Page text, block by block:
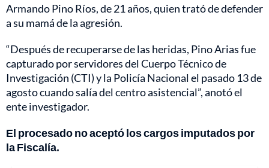
Armando Pino Ríos, de 21 años, quien trató de defender
a su mamá de la agresión.
“Después de recuperarse de las heridas, Pino Arias fue
capturado por servidores del Cuerpo Técnico de
Investigación (CTI) y la Policía Nacional el pasado 13 de
agosto cuando salía del centro asistencial”, anotó el
ente investigador.
El procesado no aceptó los cargos imputados por
la Fiscalía.